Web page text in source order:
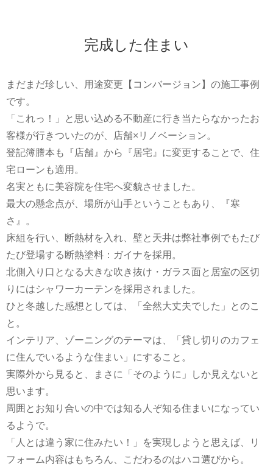
完成した住まい
まだまだ珍しい、用途変更【コンバージョン】の施工事例
です。
「これっ！」と思い込める不動産に行き当たらなかったお
客様が行きついたのが、店舗×リノベーション。
登記簿謄本も『店舗』から『居宅』に変更することで、住
宅ローンも適用。
名実ともに美容院を住宅へ変貌させました。
最大の懸念点が、場所が山手ということもあり、『寒
さ』。
床組を行い、断熱材を入れ、壁と天井は弊社事例でもたび
たび登場する断熱塗料：ガイナを採用。
北側入り口となる大きな吹き抜け・ガラス面と居室の区切
りにはシャワーカーテンを採用されました。
ひと冬越した感想としては、「全然大丈夫でした」とのこ
と。
インテリア、ゾーニングのテーマは、「貸し切りのカフェ
に住んでいるような住まい」にすること。
実際外から見ると、まさに「そのように」しか見えないと
思います。
周囲とお知り合いの中では知る人ぞ知る住まいになってい
るようで。
「人とは違う家に住みたい！」を実現しようと思えば、リ
フォーム内容はもちろん、こだわるのはハコ選びから。